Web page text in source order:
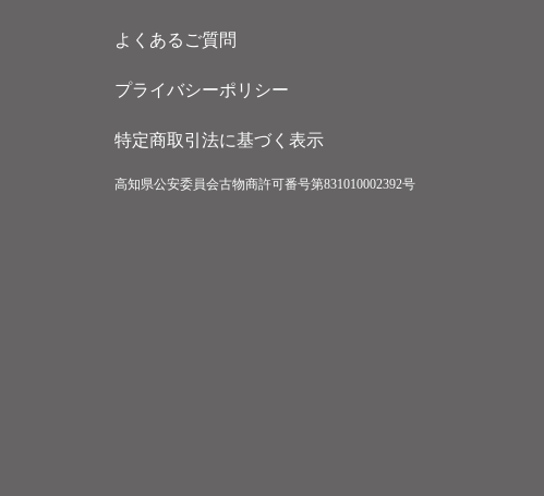
よくあるご質問
プライバシーポリシー
特定商取引法に基づく表示
高知県公安委員会古物商許可番号第831010002392号